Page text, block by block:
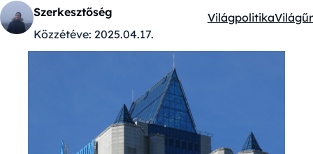
Szerkesztőség
Közzétéve: 2025.04.17.
Kategóriák:
VilágpolitikaVilágűr